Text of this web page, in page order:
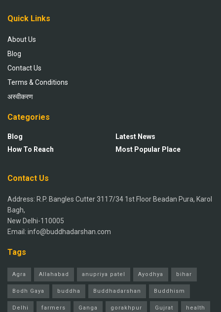
Quick Links
About Us
Blog
Contact Us
Terms & Conditions
अस्वीकरण
Categories
Blog
How To Reach
Latest News
Most Popular Place
Contact Us
Address: R.P. Bangles Cutter 3117/34 1st Floor Beadan Pura, Karol
Bagh,
New Delhi-110005
Email: info@buddhadarshan.com
Tags
Agra Allahabad anupriya patel Ayodhya bihar
Bodh Gaya buddha Buddhadarshan Buddhism
Delhi farmers Ganga gorakhpur Gujrat health